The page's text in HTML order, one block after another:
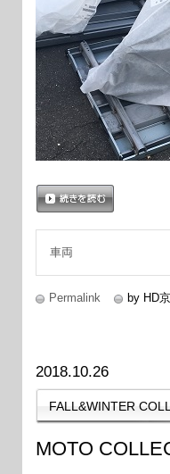
車両
Permalink by HD
2018.10.26
FALL&WINTER
MOTO